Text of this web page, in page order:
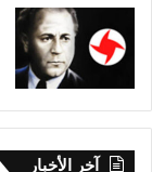
آخر الأخبار